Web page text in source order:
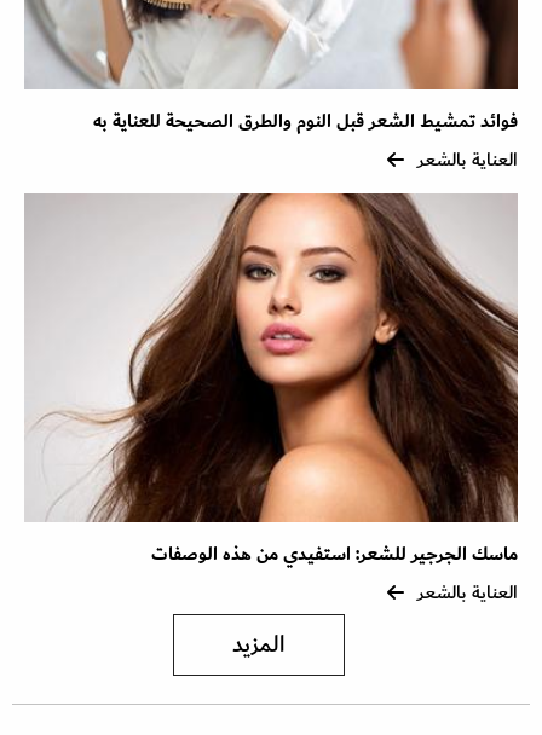
فوائد تمشيط الشعر قبل النوم والطرق الصحيحة للعناية به
العناية بالشعر
ماسك الجرجير للشعر: استفيدي من هذه الوصفات
العناية بالشعر
المزيد